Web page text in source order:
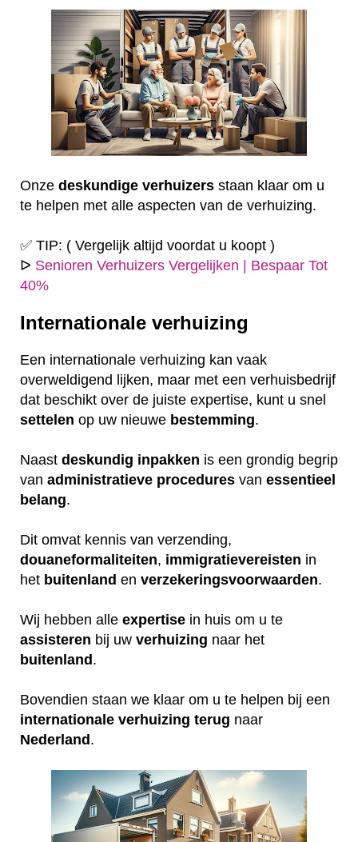
Onze deskundige verhuizers staan klaar om u
te helpen met alle aspecten van de verhuizing.
✅ TIP: ( Vergelijk altijd voordat u koopt )
ᐅ Senioren Verhuizers Vergelijken | Bespaar Tot
40%
Internationale verhuizing
Een internationale verhuizing kan vaak
overweldigend lijken, maar met een verhuisbedrijf
dat beschikt over de juiste expertise, kunt u snel
settelen op uw nieuwe bestemming.
Naast deskundig inpakken is een grondig begrip
van administratieve procedures van essentieel
belang.
Dit omvat kennis van verzending,
douaneformaliteiten, immigratievereisten in
het buitenland en verzekeringsvoorwaarden.
Wij hebben alle expertise in huis om u te
assisteren bij uw verhuizing naar het
buitenland.
Bovendien staan we klaar om u te helpen bij een
internationale verhuizing terug naar
Nederland.